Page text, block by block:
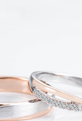
心心相印-對戒